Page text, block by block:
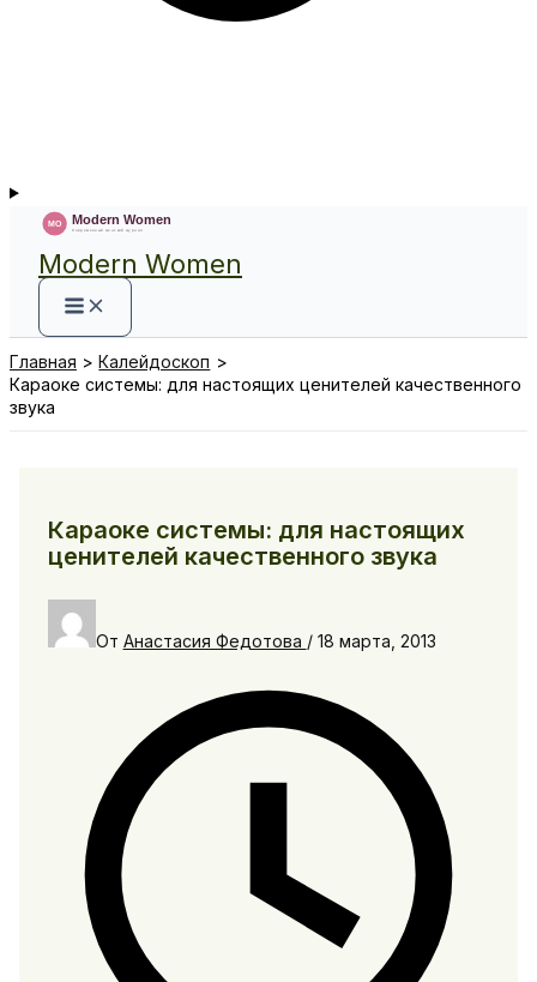
Modern Women
Главная
Калейдоскоп
Караоке системы: для настоящих ценителей качественного
звука
Караоке системы: для настоящих
ценителей качественного звука
От Анастасия Федотова / 18 марта, 2013